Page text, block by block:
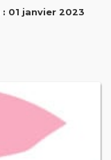
01 janvier 2023